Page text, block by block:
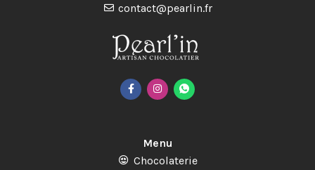
contact@pearlin.fr
Menu
Chocolaterie